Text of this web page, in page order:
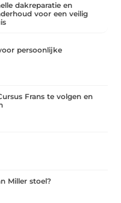
dakreparatie en
voor een veilig
persoonlijke
Frans te volgen en
Miller stoel?